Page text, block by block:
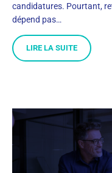
candidatures. Pourtant,
dépend pas…
LIRE LA SUITE